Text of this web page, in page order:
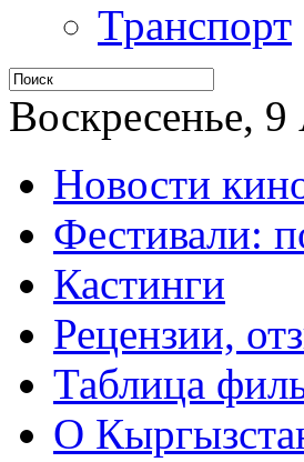
Транспорт
Воскресенье, 9
Новости
Фестивали:
Кастинги
Рецензии,
Таблица
О